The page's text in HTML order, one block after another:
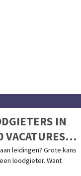
IN
leidingen? Grote kans
loodgieter. Want